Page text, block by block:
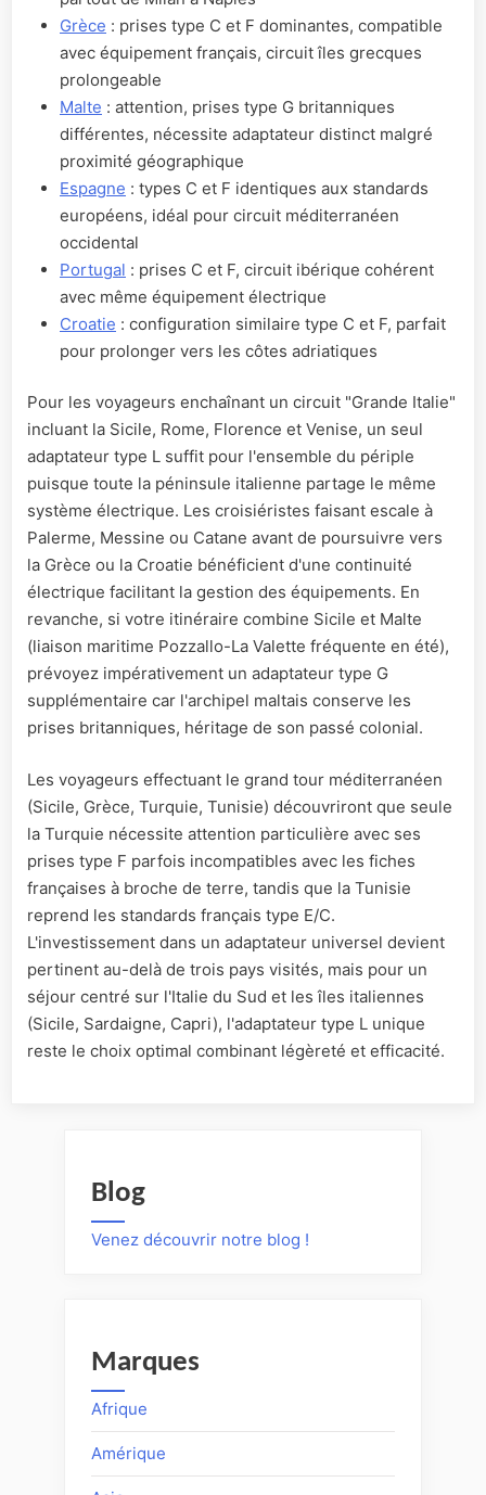
Grèce : prises type C et F dominantes, compatible
avec équipement français, circuit îles grecques
prolongeable
Malte : attention, prises type G britanniques
différentes, nécessite adaptateur distinct malgré
proximité géographique
Espagne : types C et F identiques aux standards
européens, idéal pour circuit méditerranéen
occidental
Portugal : prises C et F, circuit ibérique cohérent
avec même équipement électrique
Croatie : configuration similaire type C et F, parfait
pour prolonger vers les côtes adriatiques
Pour les voyageurs enchaînant un circuit "Grande Italie"
incluant la Sicile, Rome, Florence et Venise, un seul
adaptateur type L suffit pour l'ensemble du périple
puisque toute la péninsule italienne partage le même
système électrique. Les croisiéristes faisant escale à
Palerme, Messine ou Catane avant de poursuivre vers
la Grèce ou la Croatie bénéficient d'une continuité
électrique facilitant la gestion des équipements. En
revanche, si votre itinéraire combine Sicile et Malte
(liaison maritime Pozzallo-La Valette fréquente en été),
prévoyez impérativement un adaptateur type G
supplémentaire car l'archipel maltais conserve les
prises britanniques, héritage de son passé colonial.
Les voyageurs effectuant le grand tour méditerranéen
(Sicile, Grèce, Turquie, Tunisie) découvriront que seule
la Turquie nécessite attention particulière avec ses
prises type F parfois incompatibles avec les fiches
françaises à broche de terre, tandis que la Tunisie
reprend les standards français type E/C.
L'investissement dans un adaptateur universel devient
pertinent au-delà de trois pays visités, mais pour un
séjour centré sur l'Italie du Sud et les îles italiennes
(Sicile, Sardaigne, Capri), l'adaptateur type L unique
reste le choix optimal combinant légèreté et efficacité.
Blog
Venez découvrir notre blog !
Marques
Afrique
Amérique